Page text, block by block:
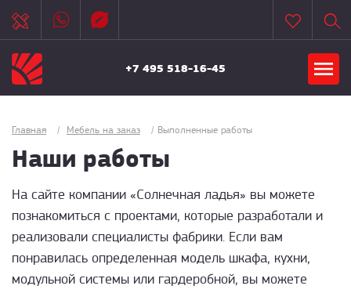
+7 495 518-16-45
Главная / Мебель на заказ / Выполненные работы
Наши работы
На сайте компании «Солнечная ладья» вы можете
познакомиться с проектами, которые разработали и
реализовали специалисты фабрики. Если вам
понравилась определенная модель шкафа, кухни,
модульной системы или гардеробной, вы можете